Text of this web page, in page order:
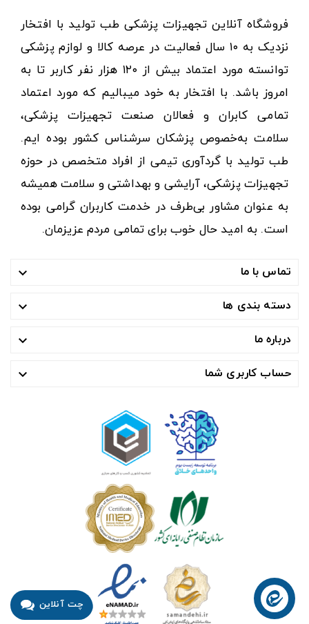
فروشگاه آنلاین تجهیزات پزشکی طب تولید با افتخار
نزدیک به ۱۰ سال فعالیت در عرصه کالا و لوازم پزشکی
توانسته مورد اعتماد بیش از ۱۲۰ هزار نفر کاربر تا به
امروز باشد. با افتخار به خود میبالیم که مورد اعتماد
تمامی کابران و فعالان صنعت تجهیزات پزشکی،
سلامت به‌خصوص پزشکان سرشناس کشور بوده ایم.
طب تولید با گردآوری تیمی از افراد متخصص در حوزه
تجهیزات پزشکی، آرایشی و بهداشتی و سلامت همیشه
به عنوان مشاور بی‌طرف در خدمت کاربران گرامی بوده
است. به امید حال خوب برای تمامی مردم عزیزمان.
تماس با ما 
دسته بندی ها 
درباره ما 
حساب کاربری شما 
چت آنلاین